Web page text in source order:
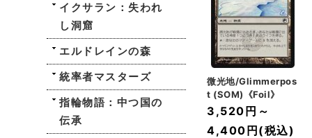
イクサラン：失われ
し洞窟
エルドレインの森
統率者マスターズ
指輪物語：中つ国の
伝承
微光地/Glimmerpos
t (SOM)《Foil》
3,520円 ～
4,400円 (税込)